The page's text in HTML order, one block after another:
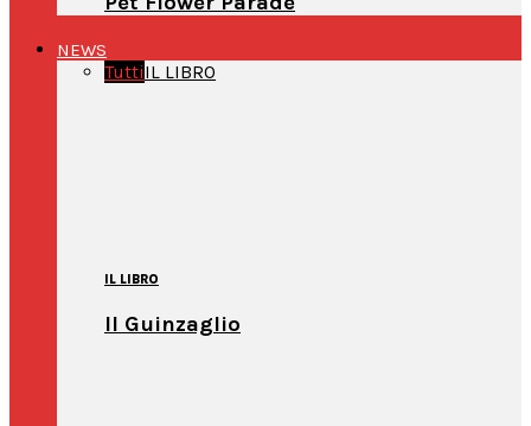
NEWS
TuttiIL LIBRO
IL LIBRO
Il Guinzaglio